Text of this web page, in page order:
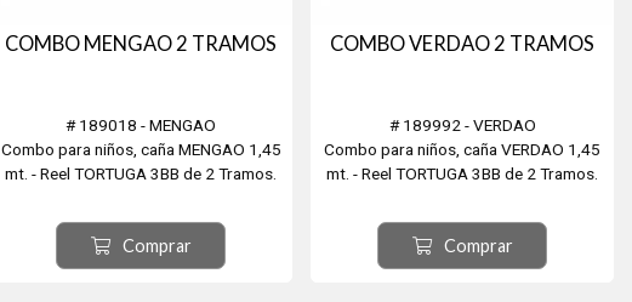
COMBO MENGAO 2 TRAMOS
# 189018 - MENGAO
Combo para niños, caña MENGAO 1,45
mt. - Reel TORTUGA 3BB de 2 Tramos.
Comprar
COMBO VERDAO 2 TRAMOS
# 189992 - VERDAO
Combo para niños, caña VERDAO 1,45
mt. - Reel TORTUGA 3BB de 2 Tramos.
Comprar